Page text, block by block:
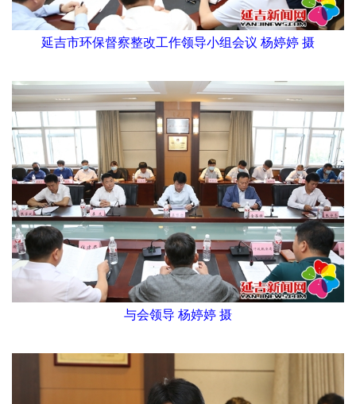
延吉市环保督察整改工作领导小组会议 杨婷婷 摄
与会领导 杨婷婷 摄